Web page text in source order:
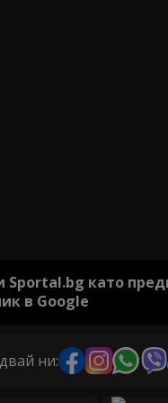
Sportal.bg като
в Google
ни: